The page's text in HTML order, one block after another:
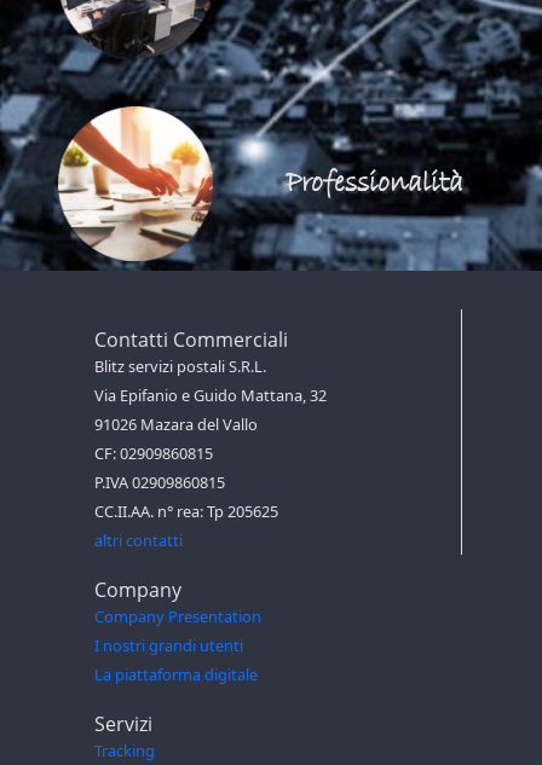
Professionalità
Contatti Commerciali
Blitz servizi postali S.R.L.
Via Epifanio e Guido Mattana, 32
91026 Mazara del Vallo
CF: 02909860815
P.IVA 02909860815
CC.II.AA. n° rea: Tp 205625
altri contatti
Company
Company Presentation
I nostri grandi utenti
La piattaforma digitale
Servizi
Tracking